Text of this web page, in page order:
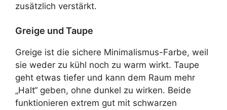
zusätzlich verstärkt.
Greige und Taupe
Greige ist die sichere Minimalismus-Farbe, weil
sie weder zu kühl noch zu warm wirkt. Taupe
geht etwas tiefer und kann dem Raum mehr
„Halt“ geben, ohne dunkel zu wirken. Beide
funktionieren extrem gut mit schwarzen